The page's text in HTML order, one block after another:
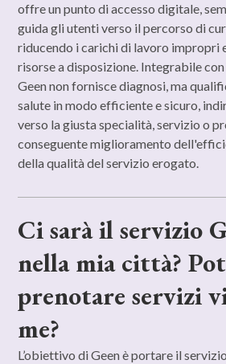
offre un punto di accesso digitale,
guida gli utenti verso il percorso di
riducendo i carichi di lavoro impropri
risorse a disposizione. Integrabile
Geen non fornisce diagnosi, ma
salute in modo efficiente e sicuro,
verso la giusta specialità, servizio o
conseguente miglioramento
della qualità del servizio erogato.
Ci sarà il servizio
nella mia città?
prenotare servizi
me?
L’obiettivo di Geen è portare il